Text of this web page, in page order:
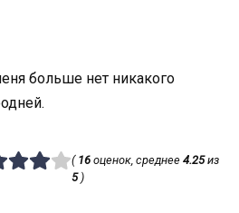
больше нет никакого
( 16оценок, среднее 4.25из
5)